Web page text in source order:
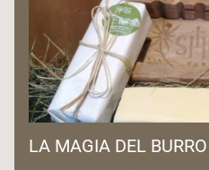
LA MAGIA DEL